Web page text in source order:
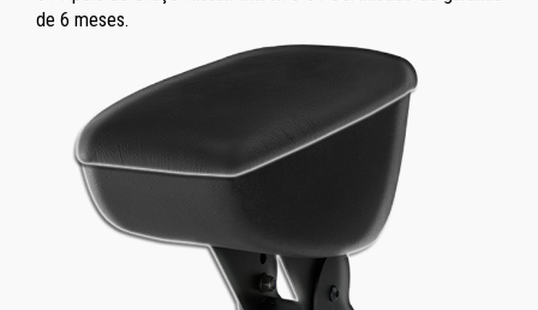
de 6 meses.